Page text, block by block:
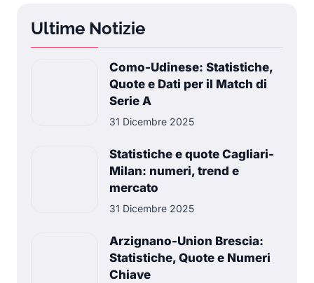
Ultime Notizie
Como-Udinese: Statistiche,
Quote e Dati per il Match di
Serie A
31 Dicembre 2025
Statistiche e quote Cagliari-
Milan: numeri, trend e
mercato
31 Dicembre 2025
Arzignano-Union Brescia:
Statistiche, Quote e Numeri
Chiave